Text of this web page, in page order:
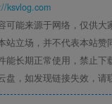
ksvlog.com
可能来源于网络，仅供
站立场，并不代表本站赞
能长期正常使用，禁止下
盘，如发现链接失效，请